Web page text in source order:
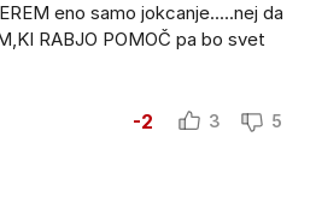
eno samo jokcanje.....nej da
RABJO POMOČ pa bo svet
-2 3 5